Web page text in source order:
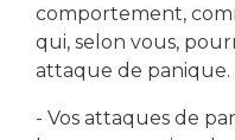
comportement,
qui, selon vous,
attaque de panique.
- Vos attaques de